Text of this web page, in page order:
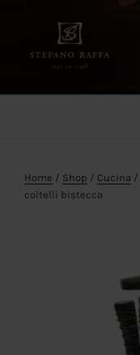
Stefano
Home / Shop / Cucina /
coltelli bistecca